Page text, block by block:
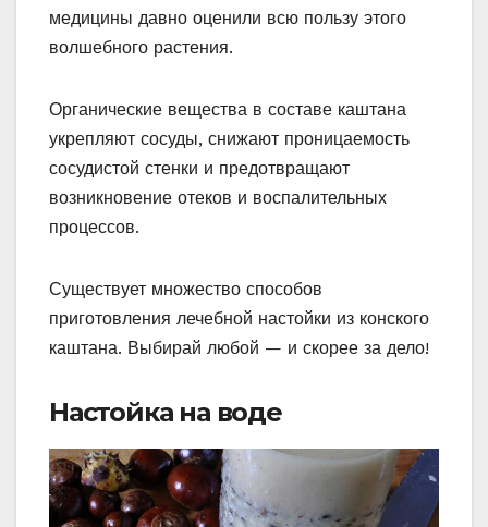
медицины давно оценили всю пользу этого
волшебного растения.
Органические вещества в составе каштана
укрепляют сосуды, снижают проницаемость
сосудистой стенки и предотвращают
возникновение отеков и воспалительных
процессов.
Существует множество способов
приготовления лечебной настойки из конского
каштана. Выбирай любой — и скорее за дело!
Настойка на воде